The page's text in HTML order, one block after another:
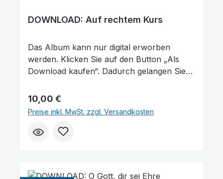
DOWNLOAD: Auf rechtem Kurs
Das Album kann nur digital erworben
werden. Klicken Sie auf den Button „Als
Download kaufen“. Dadurch gelangen Sie
Friedensstimme. Dort finden Sie das Album
und können auch einzelne Tracks (Lieder)
nach Belieben kaufen. Wie gefällt Ihnen
unser Produkt? ★★★★★ Geben Sie
Regulärer Preis:
10,00 €
Preise inkl. MwSt. zzgl. Versandkosten
Großer Cursor Leseführung